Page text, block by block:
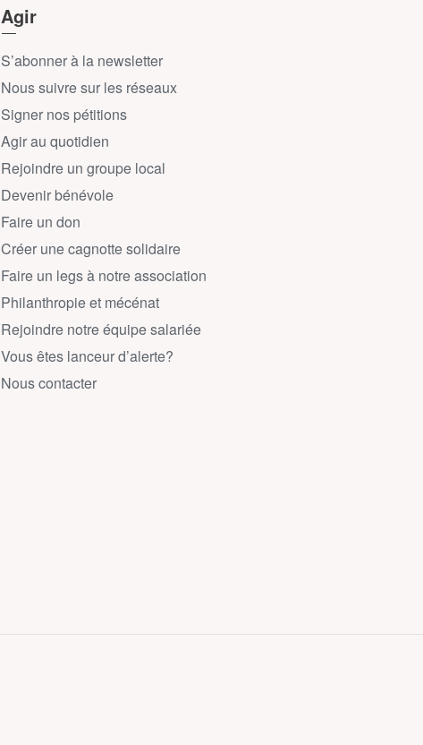
Agir
S’abonner à la newsletter
Nous suivre sur les réseaux
Signer nos pétitions
Agir au quotidien
Rejoindre un groupe local
Devenir bénévole
Faire un don
Créer une cagnotte solidaire
Faire un legs à notre association
Philanthropie et mécénat
Rejoindre notre équipe salariée
Vous êtes lanceur d’alerte?
Nous contacter